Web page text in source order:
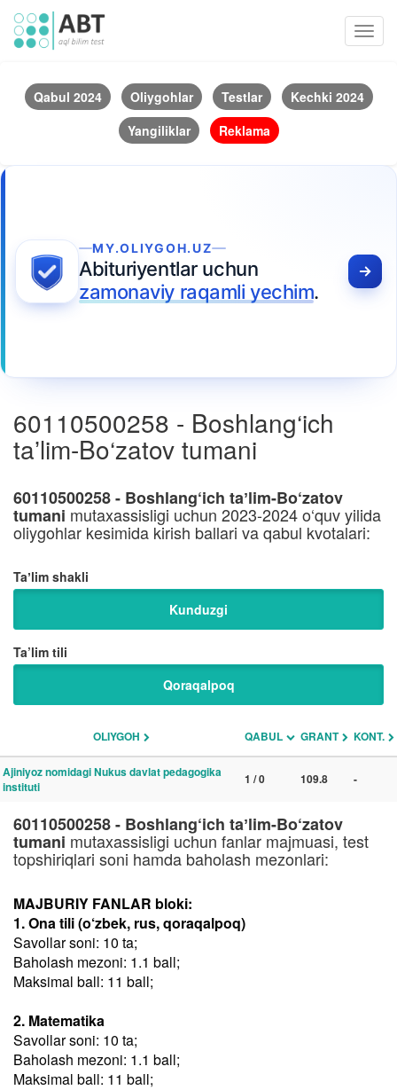
Qabul 2024 Oliygohlar Testlar
Kechki 2024
Yangiliklar
Reklama
MY.OLIYGOH.UZ
Abituriyentlar uchun
zamonaviy raqamli yechim.
60110500258 - Boshlang‘ich
taʼlim-Bo‘zatov tumani
60110500258 - Boshlang‘ich taʼlim-Bo‘zatov
tumani mutaxassisligi uchun 2023-2024 o‘quv yilida
oliygohlar kesimida kirish ballari va qabul kvotalari:
Taʼlim shakli
Kunduzgi
Ta’lim tili
Qoraqalpoq
OLIYGOH QABUL GRANT KONT.
Ajiniyoz nomidagi Nukus davlat pedagogika
instituti
1 / 0 109.8 -
60110500258 - Boshlang‘ich taʼlim-Bo‘zatov
tumani mutaxassisligi uchun fanlar majmuasi, test
topshiriqlari soni hamda baholash mezonlari:
MAJBURIY FANLAR bloki:
1. Ona tili (o‘zbek, rus, qoraqalpoq)
Savollar soni: 10 ta;
Baholash mezoni: 1.1 ball;
Maksimal ball: 11 ball;
2. Matematika
Savollar soni: 10 ta;
Baholash mezoni: 1.1 ball;
Maksimal ball: 11 ball;